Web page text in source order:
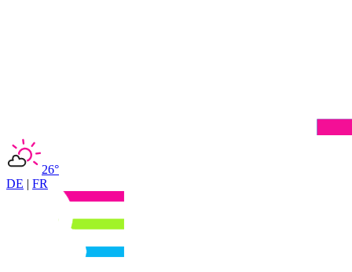
26°
DE | FR